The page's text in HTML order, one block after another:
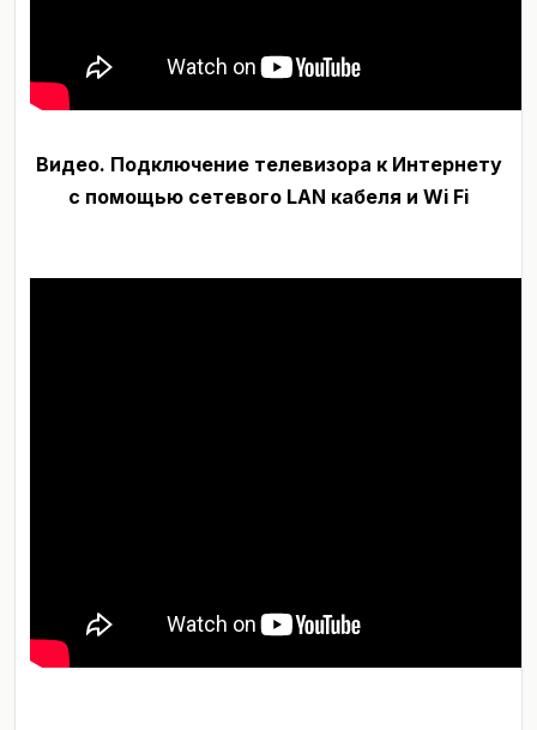
Видео. Подключение телевизора к Интернету
с помощью сетевого LAN кабеля и Wi Fi